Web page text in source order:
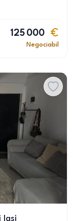
125 000
Negociabil
Iasi